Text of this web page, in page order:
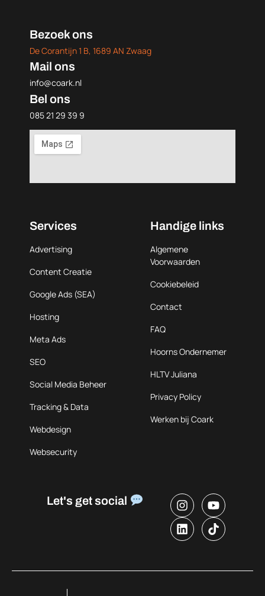
Bezoek ons
De Corantijn 1 B, 1689 AN Zwaag
Mail ons
info@coark.nl
Bel ons
085 21 29 39 9
Services
Advertising
Content Creatie
Google Ads (SEA)
Hosting
Meta Ads
SEO
Social Media Beheer
Tracking & Data
Webdesign
Websecurity
Handige links
Algemene
Voorwaarden
Cookiebeleid
Contact
FAQ
Hoorns Ondernemer
HLTV Juliana
Privacy Policy
Werken bij Coark
Let's get social